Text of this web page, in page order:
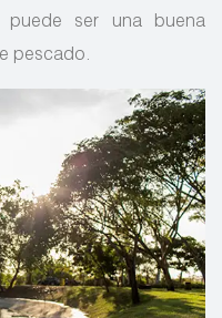
puede ser una buena
pescado.